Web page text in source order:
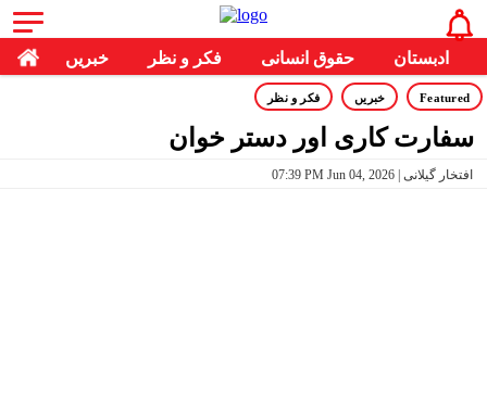
خبریں فکر و نظر حقوق انسانی ادبستان
Featured خبریں فکر و نظر
سفارت کاری اور دستر خوان
07:39 PM Jun 04, 2026 | افتخار گیلانی